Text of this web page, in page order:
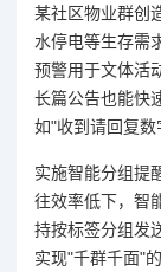
某社区物业群创
水停电等生存需
预警用于文体活
长篇公告也能快
如"收到请回复数
实施智能分组提
往效率低下，智
持按标签分组发
实现"千群千面"